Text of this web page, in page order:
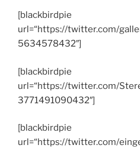
[blackbirdpie
url=“https://twitter.com/
5634578432″]
[blackbirdpie
url=“https://twitter.com/
3771491090432″]
[blackbirdpie
url=“https://twitter.com/